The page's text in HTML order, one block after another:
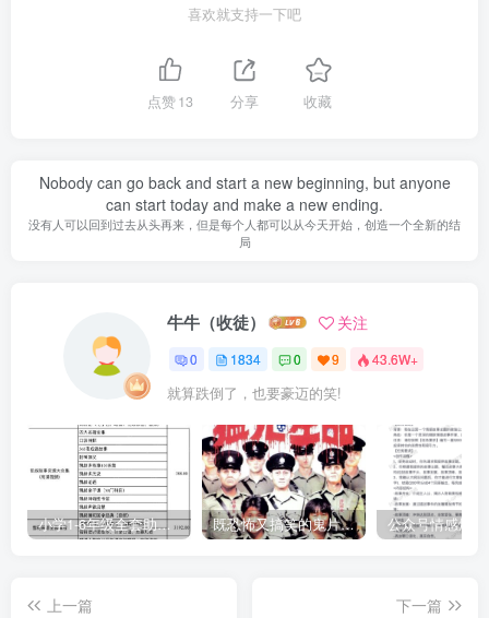
喜欢就支持一下吧
点赞13 分享 收藏
Nobody can go back and start a new beginning, but anyone
can start today and make a new ending.
没有人可以回到过去从头再来，但是每个人都可以从今天开始，创造一个全新的结
局
牛牛（收徒） 关注
0 1834 0 9 43.6W+
就算跌倒了，也要豪迈的笑!
小学1-6年级全套助学资源包（9000GB）(超值的精品资源-会员也需单独购买哦) 既恐怖又搞笑的鬼片（10部猛鬼恐怖片都是喜剧片）
上一篇
下一篇